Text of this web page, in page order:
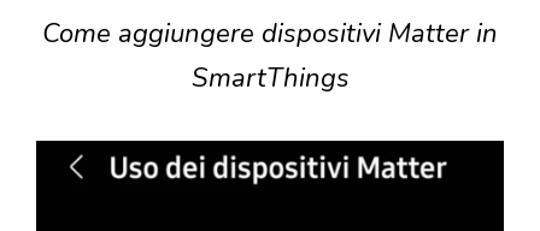
Come aggiungere dispositivi Matter in
SmartThings